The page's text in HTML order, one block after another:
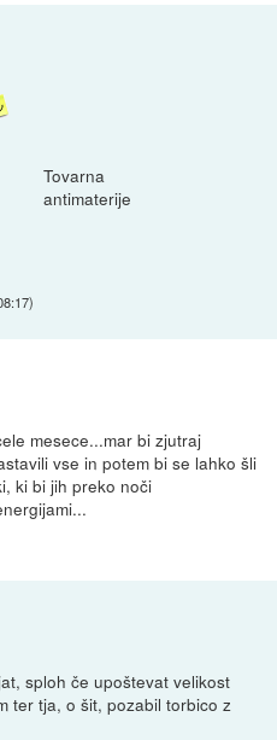
Tovarna
antimaterije
)
mesece...mar bi zjutraj
vse in potem bi se lahko šli
ki bi jih preko noči
sploh če upoštevat velikost
ter tja, o šit, pozabil torbico z